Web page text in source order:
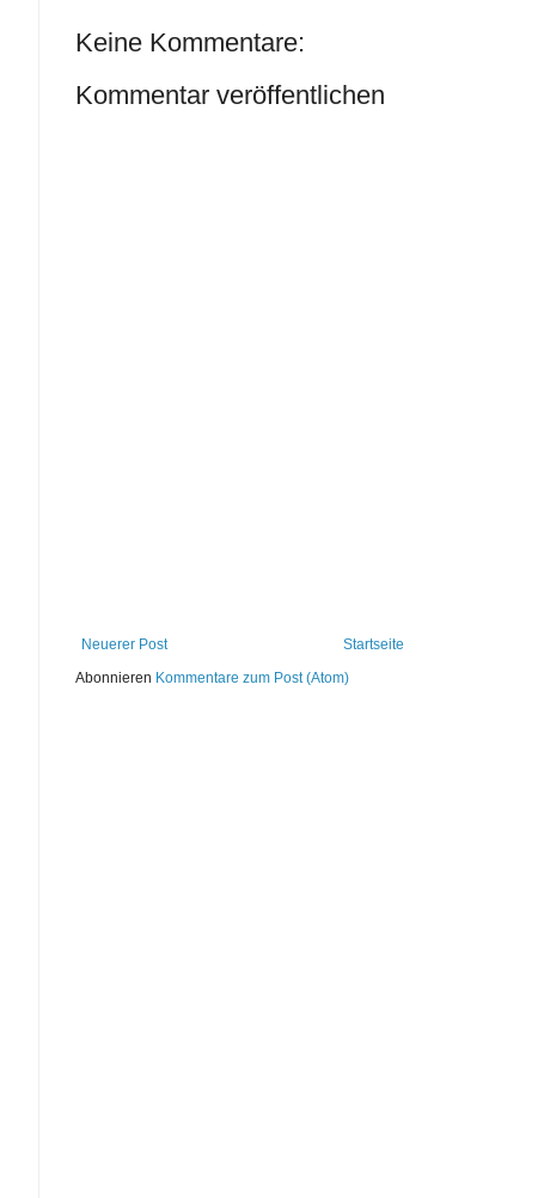
Keine Kommentare:
Kommentar veröffentlichen
Neuerer Post
Startseite
Abonnieren Kommentare zum Post (Atom)